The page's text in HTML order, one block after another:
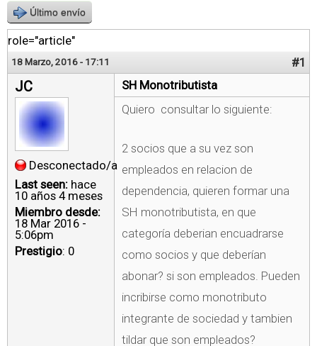
Último envío
role="article"
18 Marzo, 2016 - 17:11 #1
JC
Desconectado/a
Last seen: hace
10 años 4 meses
Miembro desde:
18 Mar 2016 -
5:06pm
Prestigio: 0
SH Monotributista
Quiero consultar lo siguiente:
2 socios que a su vez son
empleados en relacion de
dependencia, quieren formar una
SH monotributista, en que
categoría deberian encuadrarse
como socios y que deberían
abonar? si son empleados. Pueden
incribirse como monotributo
integrante de sociedad y tambien
tildar que son empleados?